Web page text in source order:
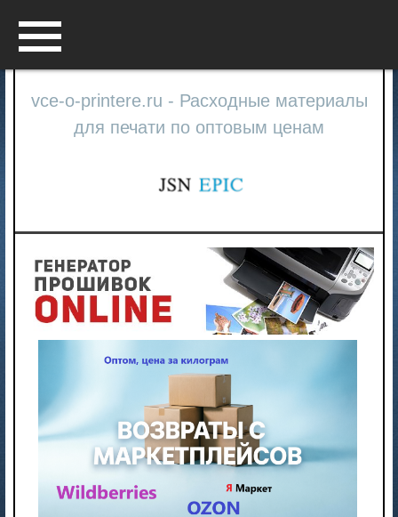
vce-o-printere.ru - Расходные материалы
для печати по оптовым ценам